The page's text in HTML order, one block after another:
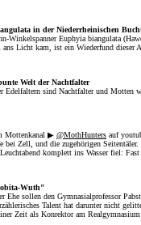
in der Niederrheinischen
Winkelspanner Euphyia biangulata
ans Licht kam, ist ein Wiederfund dieser
Welt der Nachtfalter
Edelfaltern sind Nachtfalter und Motten
Mottenkanal ▶ @MothHunters auf
Zell, und die zugehörigen Seitentäler.
komplett ins Wasser fiel:
Wuth"
Ehe sollen den Gymnasial­professor
Talent hat darunter nicht
Zeit als Konrektor am